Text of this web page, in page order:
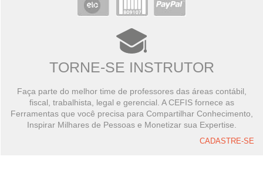
TORNE-SE INSTRUTOR
Faça parte do melhor time de professores das áreas contábil,
fiscal, trabalhista, legal e gerencial. A CEFIS fornece as
Ferramentas que você precisa para Compartilhar Conhecimento,
Inspirar Milhares de Pessoas e Monetizar sua Expertise.
CADASTRE-SE